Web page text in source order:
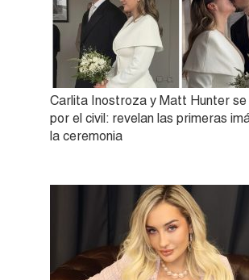
Carlita Inostroza y Matt Hunter se
por el civil: revelan las primeras
la ceremonia